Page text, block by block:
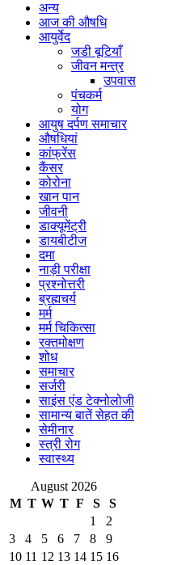
अन्य
आज की औषधि
आयुर्वेद
जडी बूटियाँ
जीवन मन्त्र
उपवास
पंचकर्म
योग
आयुष दर्पण समाचार
औषधियां
कांफ्रेंस
कैंसर
कोरोना
खान पान
जीवनी
डाक्यूमेंट्री
डायबीटीज
दमा
नाड़ी परीक्षा
प्रश्नोत्तरी
ब्रह्मचर्य
मर्म
मर्म चिकित्सा
रक्तमोक्षण
शोध
समाचार
सर्जरी
साइंस एंड टेक्नोलोजी
सामान्य बातें सेहत की
सेमीनार
स्त्री रोग
स्वास्थ्य
August 2026
M T W T F S
S
1
2
3
4 5 6 7 8
9
10 11 12 13 14 15 16